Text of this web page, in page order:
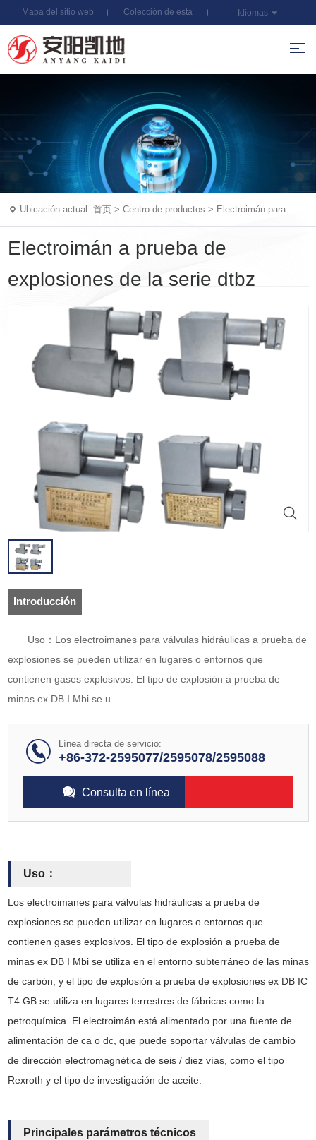
Mapa del sitio web Colección de esta Idiomas
Ubicación actual: 首页 > Centro de productos > Electroimán para
Electroimán a prueba de
explosiones de la serie dtbz
Introducción
Uso：Los electroimanes para válvulas hidráulicas a prueba de
explosiones se pueden utilizar en lugares o entornos que
contienen gases explosivos. El tipo de explosión a prueba de
minas ex DB I Mbi se u
Línea directa de servicio:
+86-372-2595077/2595078/2595088
Consulta en línea
Uso：
Los electroimanes para válvulas hidráulicas a prueba de
explosiones se pueden utilizar en lugares o entornos que
contienen gases explosivos. El tipo de explosión a prueba de
minas ex DB I Mbi se utiliza en el entorno subterráneo de las minas
de carbón, y el tipo de explosión a prueba de explosiones ex DB IC
T4 GB se utiliza en lugares terrestres de fábricas como la
petroquímica. El electroimán está alimentado por una fuente de
alimentación de ca o dc, que puede soportar válvulas de cambio
de dirección electromagnética de seis / diez vías, como el tipo
Rexroth y el tipo de investigación de aceite.
Principales parámetros técnicos